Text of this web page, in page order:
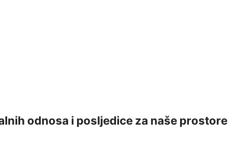
odnosa i posljedice za naše prostore